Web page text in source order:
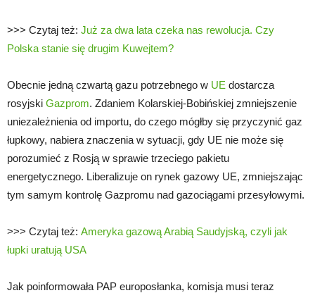
>>> Czytaj też: Już za dwa lata czeka nas rewolucja. Czy
Polska stanie się drugim Kuwejtem?
Obecnie jedną czwartą gazu potrzebnego w UE dostarcza
rosyjski Gazprom. Zdaniem Kolarskiej-Bobińskiej zmniejszenie
uniezależnienia od importu, do czego mógłby się przyczynić gaz
łupkowy, nabiera znaczenia w sytuacji, gdy UE nie może się
porozumieć z Rosją w sprawie trzeciego pakietu
energetycznego. Liberalizuje on rynek gazowy UE, zmniejszając
tym samym kontrolę Gazpromu nad gazociągami przesyłowymi.
>>> Czytaj też: Ameryka gazową Arabią Saudyjską, czyli jak
łupki uratują USA
Jak poinformowała PAP europosłanka, komisja musi teraz